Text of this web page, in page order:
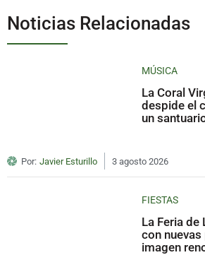
Noticias Relacionadas
MÚSICA
La Coral
despide el
un
Por: Javier Esturillo 3 agosto 2026
FIESTAS
La Feria de
con
imagen